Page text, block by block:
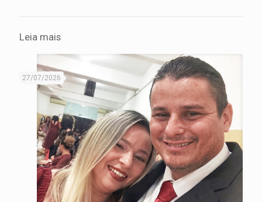
Leia mais
27/07/2026